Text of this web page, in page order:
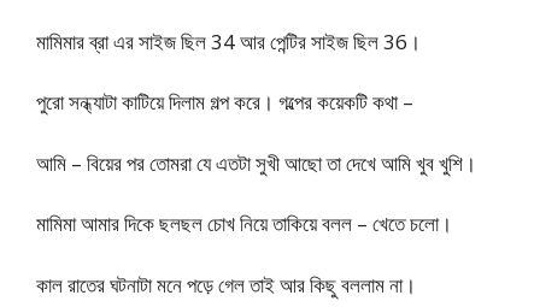
মামিমার ব্রা এর সাইজ ছিল 34 আর পেন্টির সাইজ ছিল 36।
পুরো সন্ধ্যাটা কাটিয়ে দিলাম গল্প করে। গল্পের কয়েকটি কথা –
আমি – বিয়ের পর তোমরা যে এতটা সুখী আছো তা দেখে আমি খুব খুশি।
মামিমা আমার দিকে ছলছল চোখ নিয়ে তাকিয়ে বলল – খেতে চলো।
কাল রাতের ঘটনাটা মনে পড়ে গেল তাই আর কিছু বললাম না।